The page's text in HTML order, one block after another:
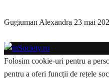
Gugiuman Alexandra 23 mai
Folosim cookie-uri pentru a
pentru a oferi funcții de rețele